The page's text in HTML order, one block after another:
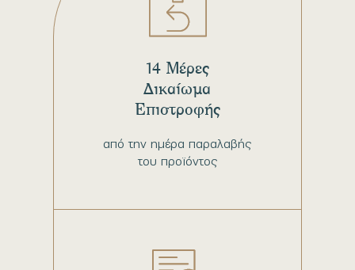
από την ημέρα παραλαβής
του προϊόντος
14 Μέρες
Δικαίωμα
Επιστροφής